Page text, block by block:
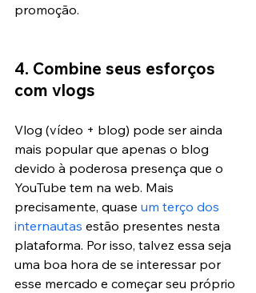
promoção.
4. Combine seus esforços
com vlogs
Vlog (vídeo + blog) pode ser ainda
mais popular que apenas o blog
devido à poderosa presença que o
YouTube tem na web. Mais
precisamente, quase um terço dos
internautas estão presentes nesta
plataforma. Por isso, talvez essa seja
uma boa hora de se interessar por
esse mercado e começar seu próprio